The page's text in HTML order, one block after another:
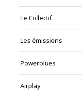
Le Collectif
Les émissions
Powerblues
Airplay